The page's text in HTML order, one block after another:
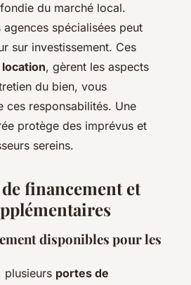
du marché local.
spécialisées peut
sur investissement. Ces
location, gèrent les aspects
du bien, vous
ces responsabilités. Une
protège des imprévus et
sereins.
financement et
disponibles pour les
plusieurs portes de